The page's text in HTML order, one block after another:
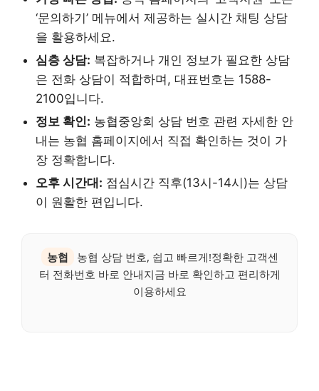
‘문의하기’ 메뉴에서 제공하는 실시간 채팅 상담
을 활용하세요.
심층 상담: 복잡하거나 개인 정보가 필요한 상담
은 전화 상담이 적합하며, 대표번호는 1588-
2100입니다.
정보 확인: 농협중앙회 상담 번호 관련 자세한 안
내는 농협 홈페이지에서 직접 확인하는 것이 가
장 정확합니다.
오후 시간대: 점심시간 직후(13시-14시)는 상담
이 원활한 편입니다.
농협
농협 상담 번호, 쉽고 빠르게!정확한 고객센
터 전화번호 바로 안내지금 바로 확인하고 편리하게
이용하세요